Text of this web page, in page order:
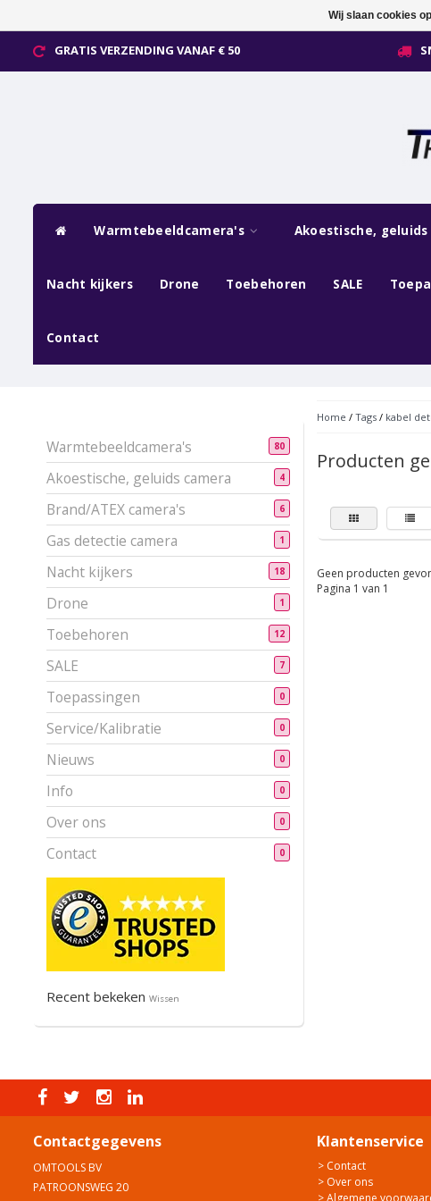
GRATIS VERZENDING VANAF € 50
Warmtebeeldcamera's Akoestische,
Nacht kijkers Drone Toebehoren SALE
Contact
Warmtebeeldcamera's 80
Akoestische, geluids camera 4
Brand/ATEX camera's 6
Gas detectie camera 1
Nacht kijkers 18
Drone 1
Toebehoren 12
SALE 7
Toepassingen 0
Service/Kalibratie 0
Nieuws 0
Info 0
Over ons 0
Contact 0
Recent bekeken Wissen
Home / Tags/ kabel
Producten
Geen producten
Pagina 1 van 1
Contactgegevens
OMTOOLS BV
PATROONSWEG 20
Klantenservice
> Contact
> Over ons
> Algemene
Wij slaan cookies